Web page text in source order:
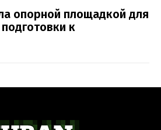
опорной площадкой для
к